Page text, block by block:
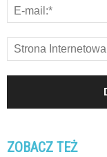
ZOBACZ TEŻ